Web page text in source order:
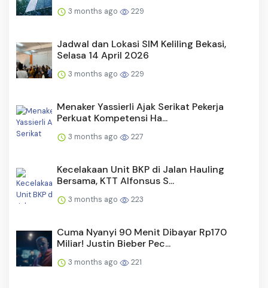
3 months ago 229
Jadwal dan Lokasi SIM Keliling Bekasi,
Selasa 14 April 2026
3 months ago 229
Menaker Yassierli Ajak Serikat Pekerja
Perkuat Kompetensi Ha...
3 months ago 227
Kecelakaan Unit BKP di Jalan Hauling
Bersama, KTT Alfonsus S...
3 months ago 223
Cuma Nyanyi 90 Menit Dibayar Rp170
Miliar! Justin Bieber Pec...
3 months ago 221